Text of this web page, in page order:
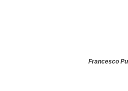
Francesco